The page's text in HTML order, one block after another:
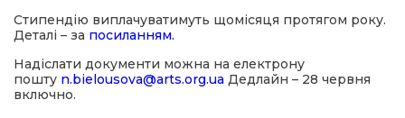
Стипендію виплачуватимуть щомісяця протягом року.
Деталі – за посиланням.
Надіслати документи можна на електрону
пошту n.bielousova@arts.org.ua Дедлайн – 28 червня
включно.